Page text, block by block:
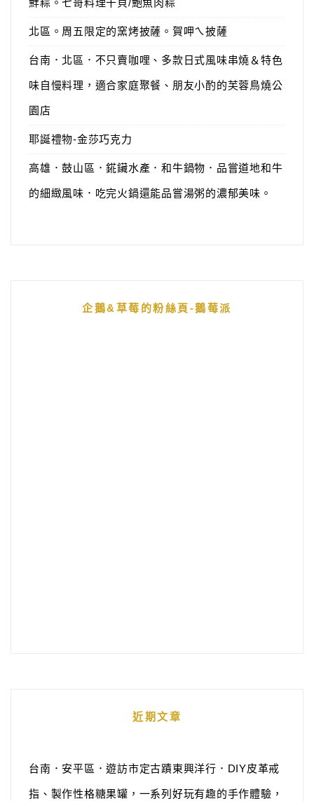
鮮粽。七哥料理干貝/鮑魚肉粽
北區。周五限定的窯烤披薩。賀呷ㄟ披薩
台南．北區．不只賣咖哩、多款日式風味串燒＆特色
味自慢料理，適合家庭聚餐、朋友小酌的芙蓉鳥燒公
園店
耶誕禮物-金莎巧克力
高雄．鼓山區．錵鑶水產．和牛鍋物．品嘗道地和牛
的細緻風味．吃完火鍋還能品嘗湯粥的濃郁美味。
企鵝&草莓的粉絲頁-鵝莓派
近期文章
台南．安平區．遊訪市定古蹟東興洋行．DIY皮革戒
指、製作性格糖果罐，一系列好玩有趣的手作體驗，